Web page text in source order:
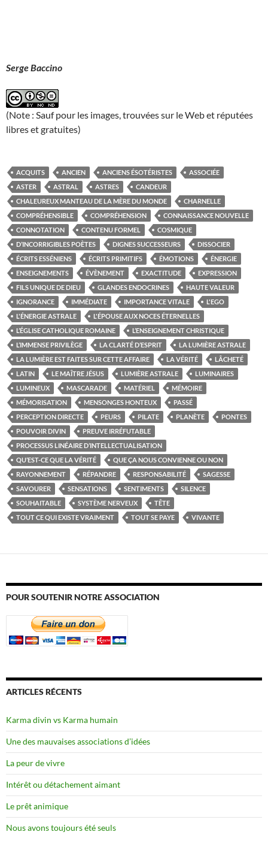
Serge Baccino
(Note : Sauf pour les images, trouvées sur le Web et réputées
libres et gratuites)
ACQUITS ANCIEN ANCIENS ÉSOTÉRISTES
ASSOCIÉE
ASTER
ASTRAL ASTRES
CANDEUR
CHALEUREUX MANTEAU DE LA MÈRE DU MONDE
CHARNELLE
COMPRÉHENSIBLE
COMPRÉHENSION
CONNAISSANCE NOUVELLE
CONNOTATION
CONTENU FORMEL
COSMIQUE
D’INCORRIGIBLES POÈTES
DIGNES SUCCESSEURS
DISSOCIER
ÉCRITS ESSÉNIENS
ÉCRITS PRIMITIFS ÉMOTIONS
ÉNERGIE
ENSEIGNEMENTS
ÉVÈNEMENT EXACTITUDE
EXPRESSION
FILS UNIQUE DE DIEU
GLANDES ENDOCRINES
HAUTE VALEUR
IGNORANCE
IMMÉDIATE IMPORTANCE VITALE
L'EGO
L'ÉNERGIE ASTRALE
L'ÉPOUSE AUX NOCES ÉTERNELLES
L’ÉGLISE CATHOLIQUE ROMAINE
L’ENSEIGNEMENT CHRISTIQUE
L’IMMENSE PRIVILÈGE
LA CLARTÉ D’ESPRIT
LA LUMIÈRE ASTRALE
LA LUMIÈRE EST FAITES SUR CETTE AFFAIRE
LA VÉRITÉ
LÂCHETÉ
LATIN
LE MAÎTRE JÉSUS LUMIÈRE ASTRALE
LUMINAIRES
LUMINEUX
MASCARADE MATÉRIEL
MÉMOIRE
MÉMORISATION
MENSONGES HONTEUX
PASSÉ
PERCEPTION DIRECTE
PEURS PILATE PLANÈTE
PONTES
POUVOIR DIVIN
PREUVE IRRÉFUTABLE
PROCESSUS LINÉAIRE D’INTELLECTUALISATION
QU’EST-CE QUE LA VÉRITÉ
QUE ÇA NOUS CONVIENNE OU NON
RAYONNEMENT
RÉPANDRE RESPONSABILITÉ
SAGESSE
SAVOURER
SENSATIONS SENTIMENTS
SILENCE
SOUHAITABLE
SYSTÈME NERVEUX
TÊTE
TOUT CE QUI EXISTE VRAIMENT
TOUT SE PAYE VIVANTE
POUR SOUTENIR NOTRE ASSOCIATION
ARTICLES RÉCENTS
Karma divin vs Karma humain
Une des mauvaises associations d’idées
La peur de vivre
Intérêt ou détachement aimant
Le prêt animique
Nous avons toujours été seuls